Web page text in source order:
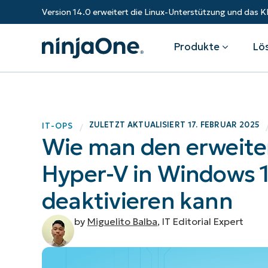
Version 14.0 erweitert die Linux-Unterstützung und das
Produkte
Endpunkt-Management
RMM
Autonomes Patch-Management
Endpunktsicherheit
Technologieunternehmen
Gesundheitswesen
Bundesregierung
Staatliche Institutionen
Bildungssektor
Finanzinstitute
Überblick
stärken Sie Ihre Kunden.
Value-Added-Reseller
Ressourcen-Center
Blog
ROI-Rechner
Trust Center
IT-OPS / ZULETZT AKTUALISIERT17. FEBRUAR 2025 /
Wie man den
Hyper-V in Windows
deaktivieren kann
by Miguelito Balba, IT Editorial Expert